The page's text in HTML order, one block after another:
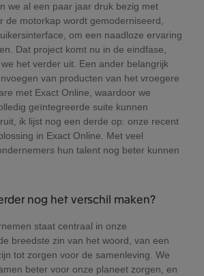
we al een paar jaar druk bezig met
de motorkap wordt gemoderniseerd,
om een naadloze ervaring
Dat project komt nu in de eindfase,
het verder uit. Een ander belangrijk
van producten van het vroegere
met Exact Online, waardoor we
geïntegreerde suite kunnen
ik lijst nog een derde op: onze recent
in Exact Online. Met veel
hun talent nog beter kunnen
nog het verschil maken?
staat centraal in onze
breedste zin van het woord, van een
tot zorgen voor de samenleving. We
beter voor onze planeet zorgen, en